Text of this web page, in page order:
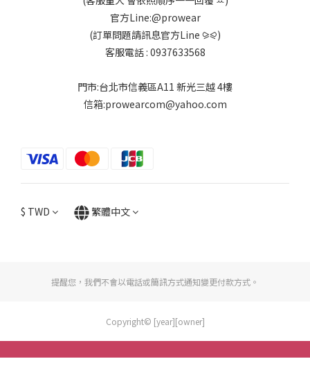
官方Line:@prowear
(訂單問題請訊息官方Line ⪩⪨)
客服電話 : 0937633568
門市:台北市信義區A11 新光三越 4樓
信箱:prowearcom@yahoo.com
$ TWD 繁體中文
提醒您，我們不會以電話或簡訊方式通知變更付款方式。
Copyright© [year][owner]